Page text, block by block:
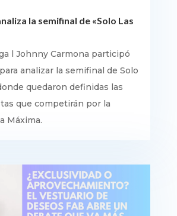
la semifinal de «Solo Las
l Johnny Carmona participó
analizar la semifinal de Solo
quedaron definidas las
que competirán por la
Máxima.